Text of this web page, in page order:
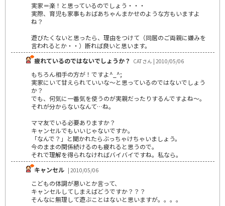
実家＝楽！と思っているのでしょう・・・
実際、育児も家事もおばあちゃんまかせのような方もいますよ
ね？
遊びたくないと思ったら、理由をつけて（同居のご両親に嫌みを
言われるとか・・）断れば良いと思います。
疲れているのではないでしょうか？ CATさん | 2010/05/06
もちろん相手の方が！ですよ^_^;
実家にいて甘えられていいな～と思っているのではないでしょう
か？
でも、何気に一番気を使うのが実親だったりするんですよね～。
それが分からないなんて…ね。
ママ友でいる必要ありますか？
キャンセルでもいいじゃないですか。
「なんで？」と聞かれたらぶっちゃけちゃいましょう。
今のままの関係続けるのも疲れると思うので。
それで理解を得られなければバイバイですね。私なら。
キャンセル | 2010/05/06
こどもの体調が悪いとか言って、
キャンセルしてしまえばどうですか？？？
そんなに無理して遊ぶことはないと思いますが。。。。